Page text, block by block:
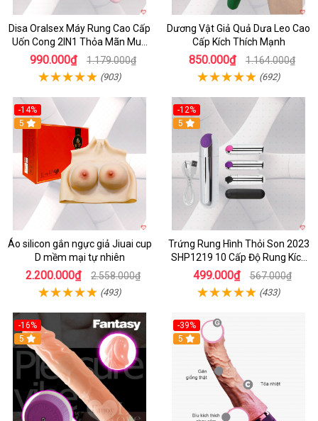
Disa Oralsex Máy Rung Cao Cấp
Uốn Cong 2IN1 Thỏa Mãn Mua
Ngay
990.000₫ 1.179.000₫
(903)
Dương Vật Giả Quả Dưa Leo Cao
Cấp Kích Thích Mạnh
850.000₫ 1.164.000₫
(692)
-14%
5
Áo silicon gắn ngực giả Jiuai cup
D mềm mại tự nhiên
2.200.000₫ 2.558.000₫
(493)
-12%
5
Trứng Rung Hình Thỏi Son 2023
SHP1219 10 Cấp Độ Rung Kích
Thích
499.000₫ 567.000₫
(433)
-16%
5
-39%
5